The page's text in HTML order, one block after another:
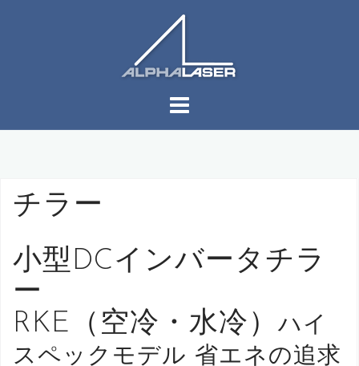
ス
チラー
小型DCインバータチラ
ー
RKE（空冷・水冷）
ハイ
スペックモデル 省エネの追求